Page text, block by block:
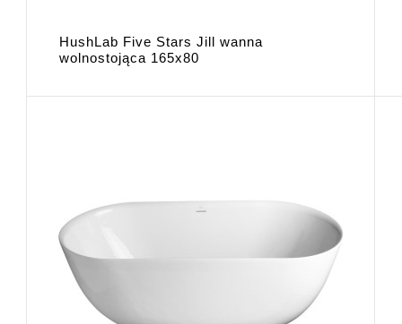
HushLab Five Stars Jill wanna
wolnostojąca 165x80